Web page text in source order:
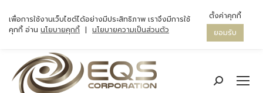
Search:
เพื่อการใช้งานเว็บไซต์ได้อย่างมีประสิทธิภาพ เราจึงมีการใช้
คุกกี้ อ่าน นโยบายคุกกี้ | นโยบายความเป็นส่วนตัว
ตั้งค่าคุกกี้
ยอมรับ